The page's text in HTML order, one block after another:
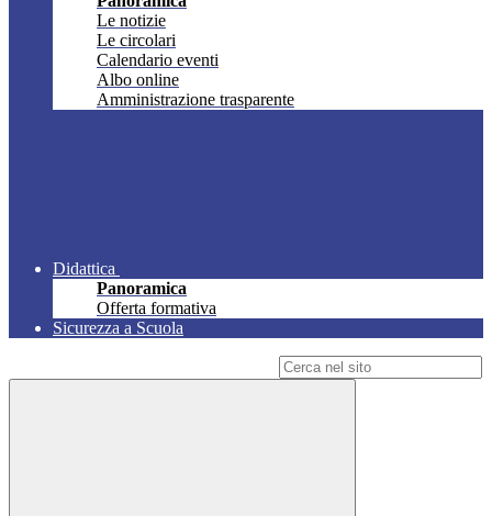
Le notizie
Le circolari
Calendario eventi
Albo online
Amministrazione trasparente
Didattica
Panoramica
Offerta formativa
Sicurezza a Scuola